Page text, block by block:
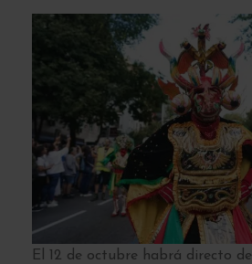
El 12 de octubre habrá directo de